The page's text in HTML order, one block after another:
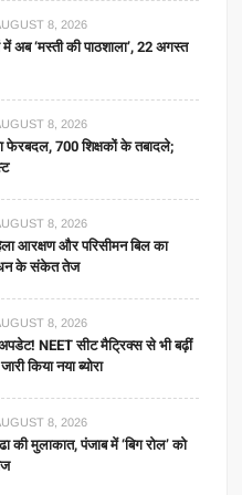
8, 2026
अब ‘मस्ती की पाठशाला’, 22 अगस्त
8, 2026
फेरबदल, 700 शिक्षकों के तबादले;
8, 2026
आरक्षण और परिसीमन बिल का
के संकेत तेज
8, 2026
NEET सीट मैट्रिक्स से भी बढ़ीं
किया नया ब्योरा
8, 2026
की मुलाकात, पंजाब में ‘बिग रोल’ को